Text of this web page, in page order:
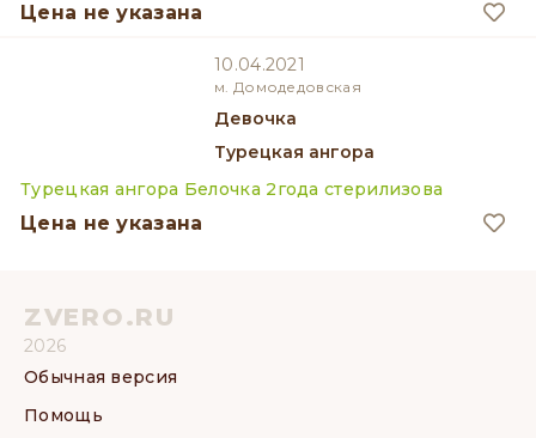
Цена не указана
10.04.2021
м. Домодедовская
девочка
Турецкая ангора
Турецкая ангора Белочка 2года стерилизова
Цена не указана
ZVERO.RU
2026
Обычная версия
Помощь